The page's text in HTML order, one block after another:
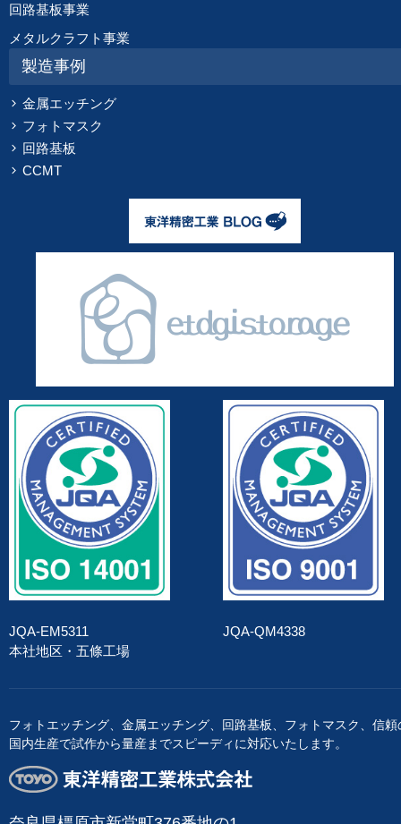
回路基板事業
メタルクラフト事業
製造事例
金属エッチング
フォトマスク
回路基板
CCMT
JQA-EM5311
本社地区・五條工場
JQA-QM4338
フォトエッチング、金属エッチング、回路基板、フォトマスク、信頼
国内生産で試作から量産までスピーディに対応いたします。